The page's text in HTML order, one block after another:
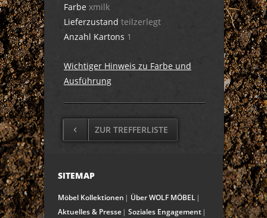
Farbe xmilk
Lieferzustand teilzerlegt
Anzahl Kartons 1
Wichtiger Hinweis zu Farbe und
Ausführung
ZUR TREFFERLISTE
SITEMAP
Möbel Kollektionen
Über WOLF MÖBEL
Aktuelles & Presse
Soziales Engagement